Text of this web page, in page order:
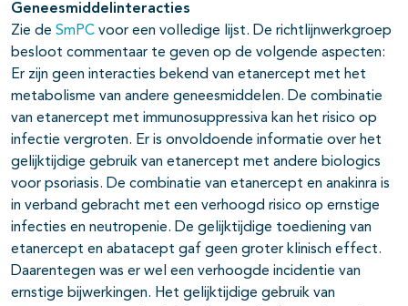
Geneesmiddelinteracties
Zie de SmPC voor een volledige lijst. De richtlijnwerkgroep
besloot commentaar te geven op de volgende aspecten:
Er zijn geen interacties bekend van etanercept met het
metabolisme van andere geneesmiddelen. De combinatie
van etanercept met immunosuppressiva kan het risico op
infectie vergroten. Er is onvoldoende informatie over het
gelijktijdige gebruik van etanercept met andere biologics
voor psoriasis. De combinatie van etanercept en anakinra is
in verband gebracht met een verhoogd risico op ernstige
infecties en neutropenie. De gelijktijdige toediening van
etanercept en abatacept gaf geen groter klinisch effect.
Daarentegen was er wel een verhoogde incidentie van
ernstige bijwerkingen. Het gelijktijdige gebruik van